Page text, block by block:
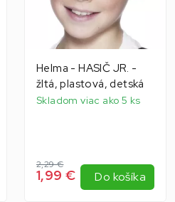
Helma - HASIČ JR. -
žltá, plastová, detská
Skladom viac ako 5 ks
2,29 €
1,99 € Do košíka